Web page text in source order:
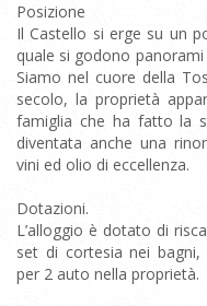
Posizione
Il Castello si erge su un
quale si godono
Siamo nel cuore della
secolo, la proprietà
famiglia che ha fatto la
diventata anche una
vini ed olio di eccellenza.
Dotazioni.
L’alloggio è dotato di
set di cortesia nei bagni,
per 2 auto nella proprietà.